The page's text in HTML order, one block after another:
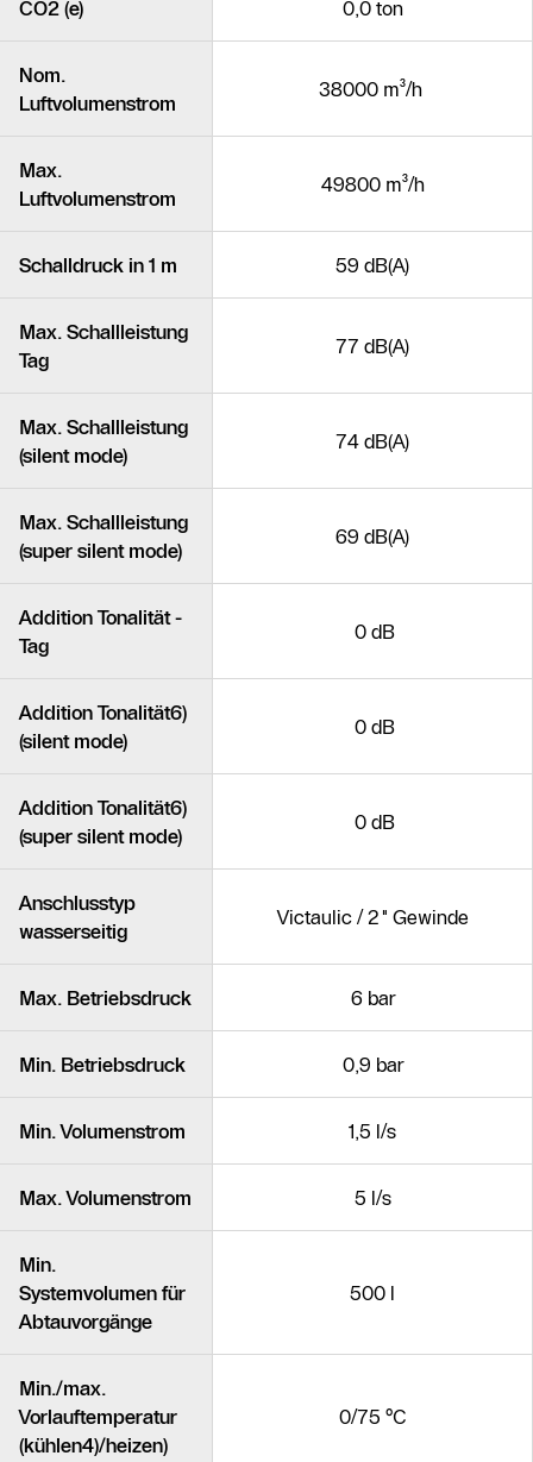
CO2 (e) 0,0 ton
Nom.
Luftvolumenstrom
38000 m³/h
Max.
Luftvolumenstrom
49800 m³/h
Schalldruck in 1 m 59 dB(A)
Max. Schallleistung
Tag
77 dB(A)
Max. Schallleistung
(silent mode)
74 dB(A)
Max. Schallleistung
(super silent mode)
69 dB(A)
Addition Tonalität -
Tag
0 dB
Addition Tonalität6)
(silent mode)
0 dB
Addition Tonalität6)
(super silent mode)
0 dB
Anschlusstyp
wasserseitig
Victaulic / 2" Gewinde
Max. Betriebsdruck 6 bar
Min. Betriebsdruck 0,9 bar
Min. Volumenstrom 1,5 l/s
Max. Volumenstrom 5 l/s
Min.
Systemvolumen für
Abtauvorgänge
500 l
Min./max.
Vorlauftemperatur
(kühlen4)/heizen)
0/75 °C